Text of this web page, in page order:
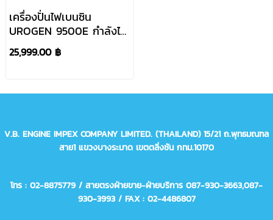
เครื่องปั่นไฟเบนซิน
UROGEN 9500E กำลังไฟ
8kW
25,999.00 ฿
V.B. ENGINE IMPEX COMPANY LIMITED. (THAILAND)15/21 ถ.พุทธมณฑล
สาย1 แขวงบางระมาด เขตตลิ่งชัน กทม.10170
โทร : 02-8875779 / สายตรงฝ่ายขาย-ฝ่ายบริการ 087-930-3663,087-
930-3993/ FAX : 02-4486807